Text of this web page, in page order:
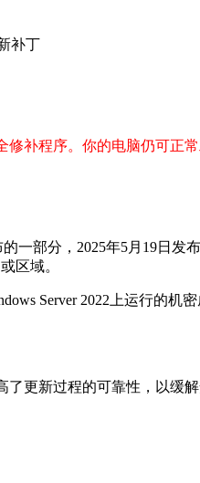
补程序。你的电脑仍可正常
的一部分，2025年5月19日发
区域。
Server 2022上运行的机
更新过程的可靠性，以缓解